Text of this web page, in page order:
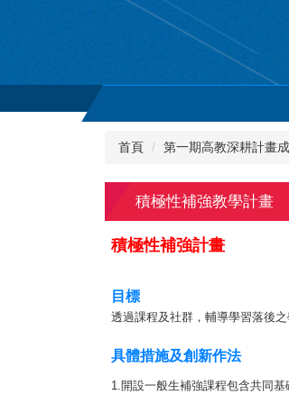
內
首頁 第一期高教深耕計畫
積極性補強教學計畫
積極性補強計畫
目標
透過課程及社群，輔導學習落後
具體措施及創新作法
1.開設一般生補強課程包含共同